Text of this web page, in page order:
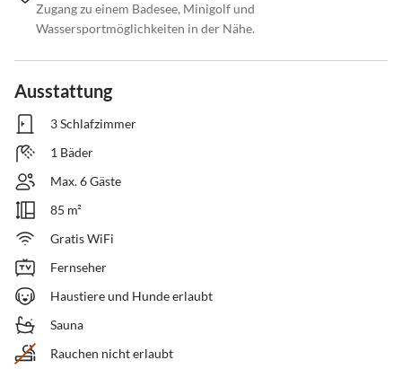
Zugang zu einem Badesee, Minigolf und
Wassersportmöglichkeiten in der Nähe.
Ausstattung
3 Schlafzimmer
1 Bäder
Max. 6 Gäste
85 m²
Gratis WiFi
Fernseher
Haustiere und Hunde erlaubt
Sauna
Rauchen nicht erlaubt